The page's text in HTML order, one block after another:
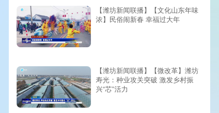
【潍坊新闻联播】【文化山东年味
浓】民俗闹新春 幸福过大年
【潍坊新闻联播】【微改革】潍坊
寿光：种业攻关突破 激发乡村振
兴“芯”活力